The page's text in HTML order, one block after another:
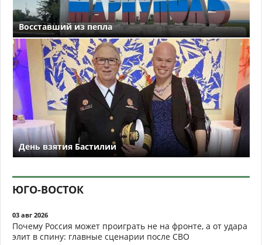
Восставший из пепла
День взятия Бастилии
ЮГО-ВОСТОК
03 авг 2026
Почему Россия может проиграть не на фронте, а от удара
элит в спину: главные сценарии после СВО